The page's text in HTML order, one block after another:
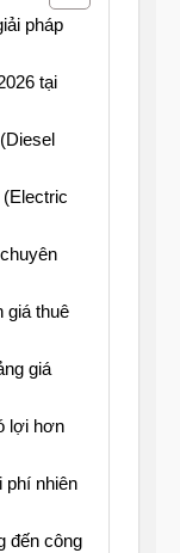
pháp
tại
(Electric
giá thuê
giá
lợi hơn
phí nhiên
đến công